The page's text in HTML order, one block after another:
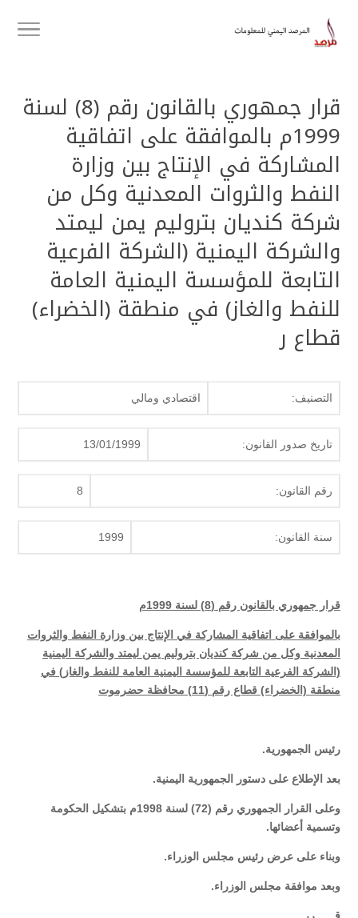
قرار جمهوري بالقانون رقم (8) لسنة
1999م بالموافقة على اتفاقية
المشاركة في الإنتاج بين وزارة
النفط والثروات المعدنية وكل من
شركة كنديان بتروليم يمن ليمتد
والشركة اليمنية (الشركة الفرعية
التابعة للمؤسسة اليمنية العامة
للنفط والغاز) في منطقة (الخضراء)
قطاع ر
التصنيف: اقتصادي ومالي
تاريخ صدور القانون: 13/01/1999
رقم القانون: 8
سنة القانون: 1999
قرار جمهوري بالقانون رقم (8) لسنة 1999م
بالموافقة على اتفاقية المشاركة في الإنتاج بين وزارة النفط والثروات
المعدنية وكل من شركة كنديان بتروليم يمن ليمتد والشركة اليمنية
(الشركة الفرعية التابعة للمؤسسة اليمنية العامة للنفط والغاز) في
منطقة (الخضراء) قطاع رقم (11) محافظة حضرموت
رئيس الجمهورية.
بعد الإطلاع على دستور الجمهورية اليمنية.
وعلى القرار الجمهوري رقم (72) لسنة 1998م بتشكيل الحكومة
وتسمية أعضائها.
وبناء على عرض رئيس مجلس الوزراء.
وبعد موافقة مجلس الوزراء.